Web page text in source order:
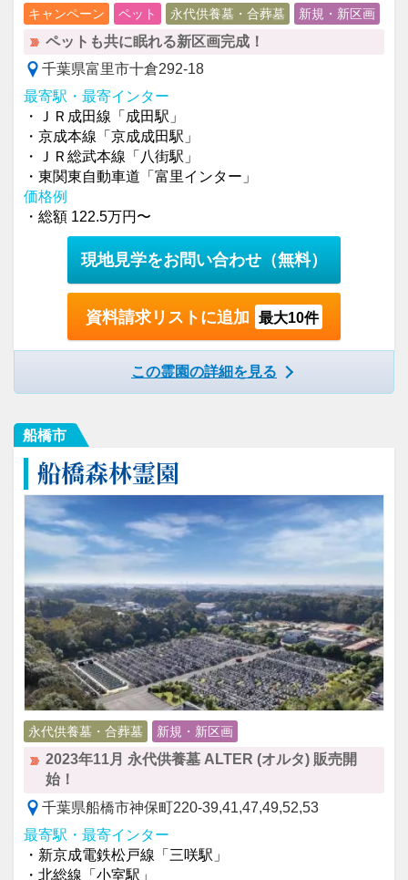
キャンペーン ペット 永代供養墓・合葬墓 新規・新区画
ペットも共に眠れる新区画完成！
千葉県富里市十倉292-18
最寄駅・最寄インター
・ＪＲ成田線「成田駅」
・京成本線「京成成田駅」
・ＪＲ総武本線「八街駅」
・東関東自動車道「富里インター」
価格例
・総額 122.5万円〜
現地見学をお問い合わせ （無料）
資料請求リストに追加 最大10件
この霊園の詳細を見る
船橋市
船橋森林霊園
永代供養墓・合葬墓 新規・新区画
2023年11月 永代供養墓 ALTER (オルタ) 販売開
始！
千葉県船橋市神保町220-39,41,47,49,52,53
最寄駅・最寄インター
・新京成電鉄松戸線「三咲駅」
・北総線「小室駅」